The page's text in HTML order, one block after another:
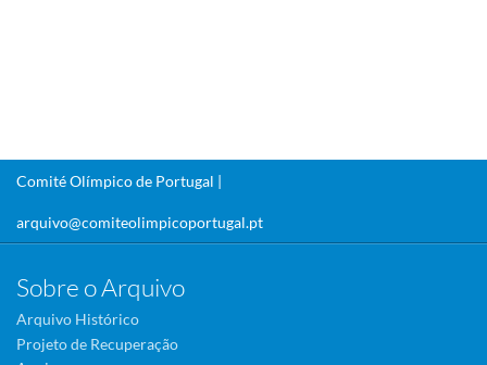
Comité Olímpico de Portugal |
arquivo@comiteolimpicoportugal.pt
Sobre o Arquivo
Arquivo Histórico
Projeto de Recuperação